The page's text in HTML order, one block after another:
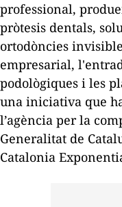
professional,
pròtesis dentals,
ortodòncies
empresarial,
podològiques i les
una iniciativa que
l’agència per la
Generalitat de
Catalonia